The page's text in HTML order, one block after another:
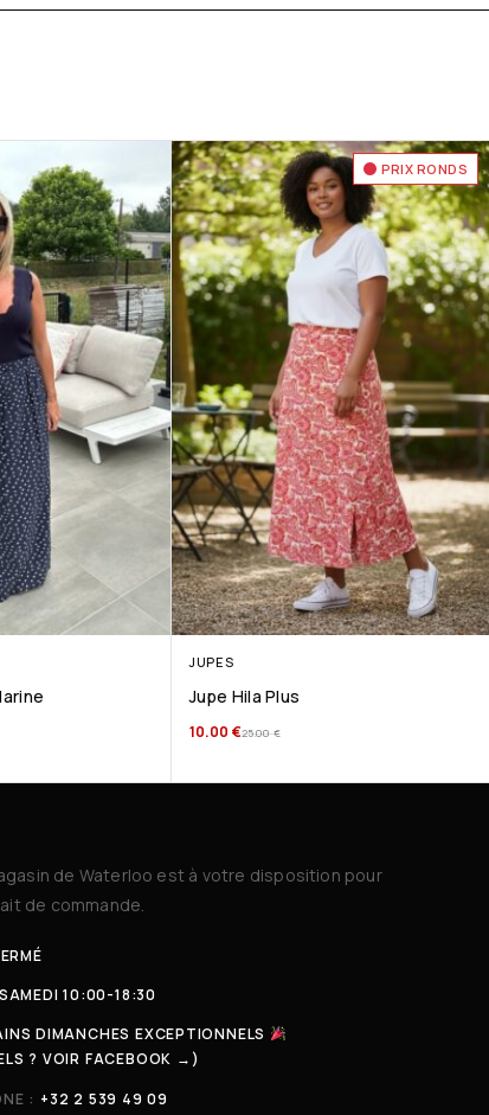
PRIX RONDS
JUPES
Jupe Hila Plus
25.00€
10.00 €
de Waterloo est à votre disposition pour
de commande.
10:00-18:30
DIMANCHES EXCEPTIONNELS
? VOIR FACEBOOK →)
: +32 2 539 49 09